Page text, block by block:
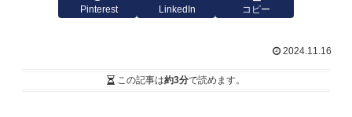
Pinterest LinkedIn コピー
2024.11.16
この記事は約3分で読めます。